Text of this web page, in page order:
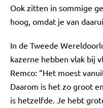
Ook zitten in sommige
hoog, omdat je van
In de Tweede
kazerne hebben vlak bij
Remco: “Het moest
Daarom is het zo groot
is hetzelfde. Je hebt